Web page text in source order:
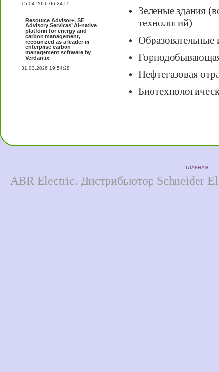
15.04.2026 06:24:55
Resource Advisor+, SE
Advisory Services’ AI-native
platform for energy and
carbon management,
recognized as a leader in
enterprise carbon
management software by
Verdantix
31.03.2026 19:54:28
Зеленые здания
технологий)
Образовательные
Нефтегазовая
ГЛАВНАЯ |
ABR Electric. Дистрибьютор Schneider